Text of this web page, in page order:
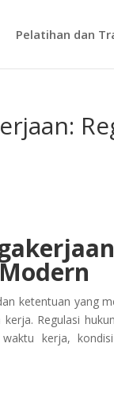
Pelatihan dan
ketentuan yang
Regulasi
kerja,